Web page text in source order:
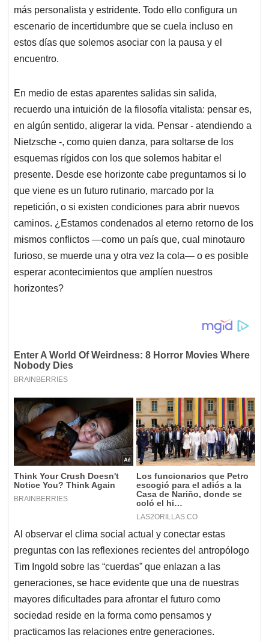
más personalista y estridente. Todo ello configura un
escenario de incertidumbre que se cuela incluso en
estos días que solemos asociar con la pausa y el
encuentro.
En medio de estas aparentes salidas sin salida,
recuerdo una intuición de la filosofía vitalista: pensar es,
en algún sentido, aligerar la vida. Pensar - atendiendo a
Nietzsche -, como quien danza, para soltarse de los
esquemas rígidos con los que solemos habitar el
presente. Desde ese horizonte cabe preguntarnos si lo
que viene es un futuro rutinario, marcado por la
repetición, o si existen condiciones para abrir nuevos
caminos. ¿Estamos condenados al eterno retorno de los
mismos conflictos —como un país que, cual minotauro
furioso, se muerde una y otra vez la cola— o es posible
esperar acontecimientos que amplíen nuestros
horizontes?
Al observar el clima social actual y conectar estas
preguntas con las reflexiones recientes del antropólogo
Tim Ingold sobre las “cuerdas” que enlazan a las
generaciones, se hace evidente que una de nuestras
mayores dificultades para afrontar el futuro como
sociedad reside en la forma como pensamos y
practicamos las relaciones entre generaciones.